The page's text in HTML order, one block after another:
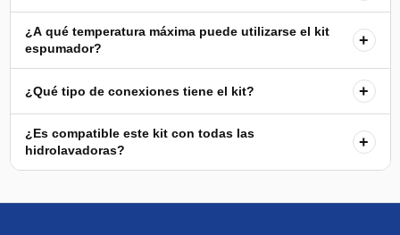
¿A qué temperatura máxima puede utilizarse el kit
espumador?
+
¿Qué tipo de conexiones tiene el kit? +
¿Es compatible este kit con todas las
hidrolavadoras?
+